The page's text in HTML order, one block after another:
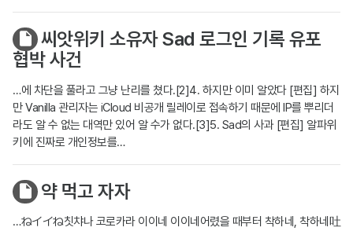
씨앗위키 소유자 Sad 로그인 기록 유포
협박 사건
…에 차단을 풀라고 그냥 난리를 쳤다.[2]4. 하지만 이미 알았다 [편집] 하지
만 Vanilla 관리자는 iCloud 비공개 릴레이로 접속하기 때문에 IP를 뿌리더
라도 알 수 없는 대역만 있어 알 수가 없다.[3]5. Sad의 사과 [편집] 알파위
키에 진짜로 개인정보를…
약 먹고 자자
…ねイイね칫챠나 코로카라 이이네 이이네어렸을 때부터 착하네, 착하네吐